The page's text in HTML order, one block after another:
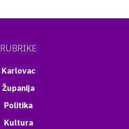
RUBRIKE
Karlovac
Županija
Politika
Kultura